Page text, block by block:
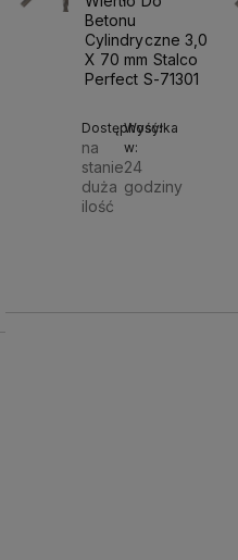
Betonu
Cylindryczne 3,0
X 70 mm Stalco
Perfect S-71301
Dostępność:
na
stanie
duża
ilość
Wysyłka
w:
24
godziny